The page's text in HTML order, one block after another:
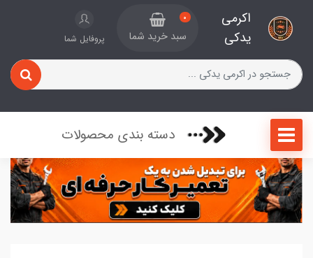
اکرمی
یدکی
0
سبد خرید شما پروفایل شما
دسته بندی محصولات